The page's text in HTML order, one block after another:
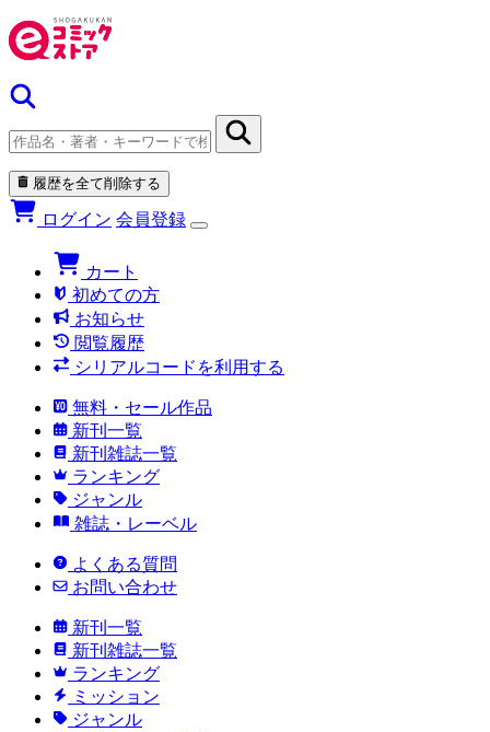
履歴を全て削除する
ログイン 会員登録
カート
初めての方
お知らせ
閲覧履歴
シリアルコードを利用する
無料・セール作品
新刊一覧
新刊雑誌一覧
ランキング
ジャンル
雑誌・レーベル
よくある質問
お問い合わせ
新刊一覧
新刊雑誌一覧
ランキング
ミッション
ジャンル